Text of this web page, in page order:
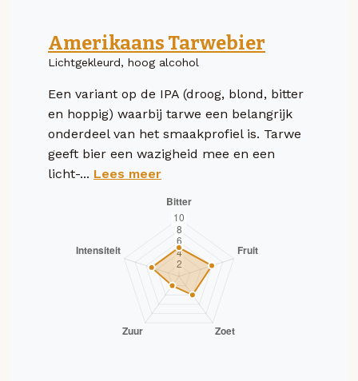
Amerikaans Tarwebier
Lichtgekleurd, hoog alcohol
Een variant op de IPA (droog, blond, bitter
en hoppig) waarbij tarwe een belangrijk
onderdeel van het smaakprofiel is. Tarwe
geeft bier een wazigheid mee en een
licht-... Lees meer